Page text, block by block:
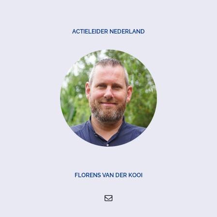
ACTIELEIDER NEDERLAND
FLORENS VAN DER KOOI